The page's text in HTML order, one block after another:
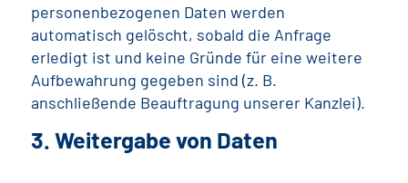
personenbezogenen Daten werden
automatisch gelöscht, sobald die Anfrage
erledigt ist und keine Gründe für eine weitere
Aufbewahrung gegeben sind (z. B.
anschließende Beauftragung unserer Kanzlei).
3. Weitergabe von Daten